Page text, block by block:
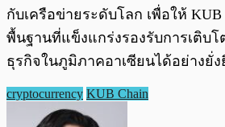
กับเครือข่ายระดับโลก เพื่อให้ KUB
พื้นฐานที่แข็งแกร่งรองรับการเติบ
ธุรกิจในภูมิภาคอาเซียนได้อย่างยั่
cryptocurrency KUB Chain